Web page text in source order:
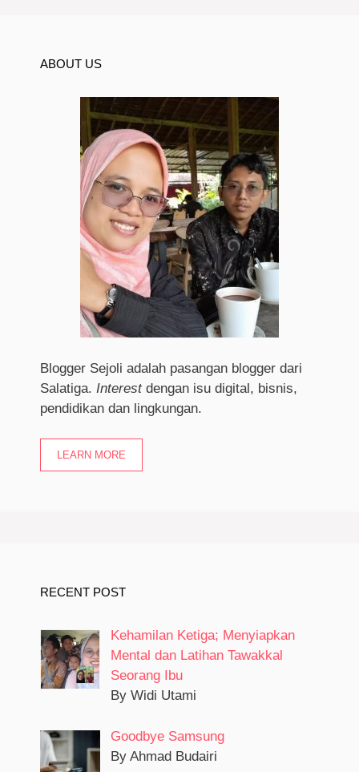
ABOUT US
Blogger Sejoli adalah pasangan blogger dari
Salatiga. Interestdengan isu digital, bisnis,
pendidikan dan lingkungan.
LEARN MORE
RECENT POST
Kehamilan Ketiga; Menyiapkan
Mental dan Latihan Tawakkal
Seorang Ibu
By Widi Utami
Goodbye Samsung
By Ahmad Budairi